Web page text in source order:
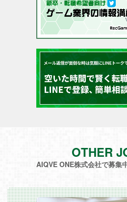
OTHER
AIQVE ONE株式会社で募集